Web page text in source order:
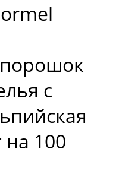
с
на 100